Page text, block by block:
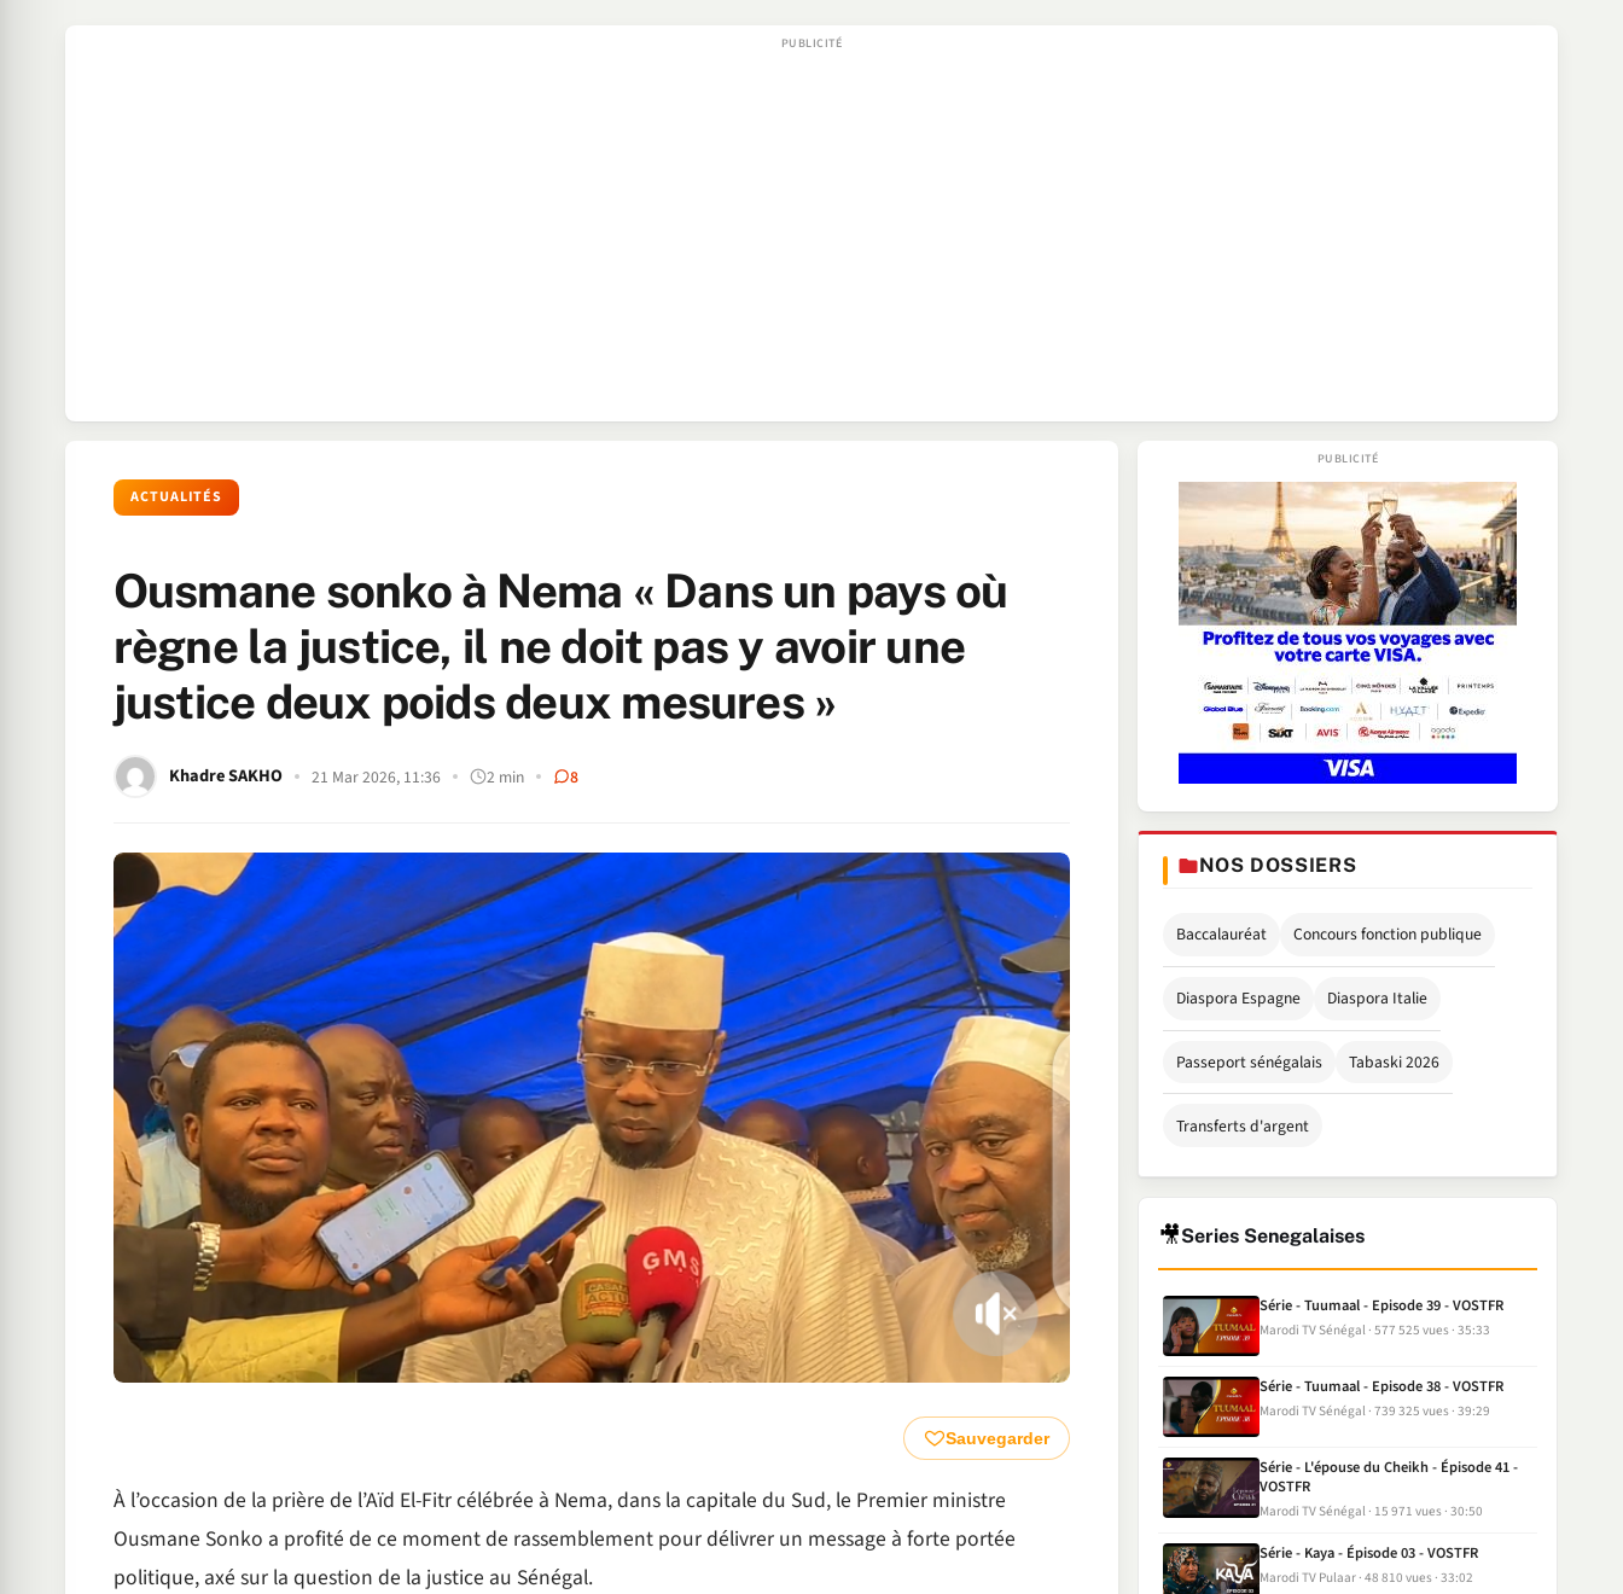
ACTUALITÉS
Ousmane sonko à Nema « Dans un pays où
règne la justice, il ne doit pas y avoir une
justice deux poids deux mesures »
Khadre SAKHO 21 Mar 2026, 11:36 2 min 8
Sauvegarder
À l’occasion de la prière de l’Aïd El-Fitr célébrée à Nema, dans la capitale du Sud, le Premier ministre
Ousmane Sonko a profité de ce moment de rassemblement pour délivrer un message à forte portée
politique, axé sur la question de la justice au Sénégal.
NOS DOSSIERS
Baccalauréat Concours fonction publique
Diaspora Espagne Diaspora Italie
Passeport sénégalais Tabaski 2026
Transferts d'argent
🎥Series Senegalaises
Série - Tuumaal - Episode 39 - VOSTFR
Marodi TV Sénégal 577 525 vues 35:33
Série - Tuumaal - Episode 38 - VOSTFR
Marodi TV Sénégal 739 325 vues 39:29
Série - L'épouse du Cheikh - Épisode 41 -
VOSTFR
Marodi TV Sénégal 15 971 vues 30:50
Série - Kaya - Épisode 03 - VOSTFR
Marodi TV Pulaar 48 810 vues 33:02